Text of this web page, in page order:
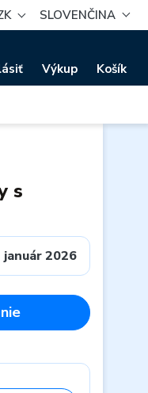
SLOVENČINA
Výkup Košík
s
január 2026